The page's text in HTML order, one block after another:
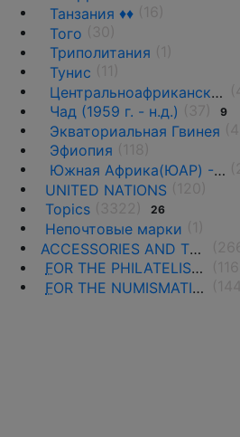
Танзания ♦♦
Того
Триполитания
Тунис
Центральноафриканская Республика ♦♦
Чад (1959 г. - н.д.)
9
Экваториальная Гвинея
Эфиопия
Южная Африка(ЮАР) - 1961 г. -н.д.
UNITED NATIONS
Topics
26
Непочтовые марки
ACCESSORIES AND THE LITERATURE
FOR THE PHILATELISTS
FOR THE NUMISMATISTS